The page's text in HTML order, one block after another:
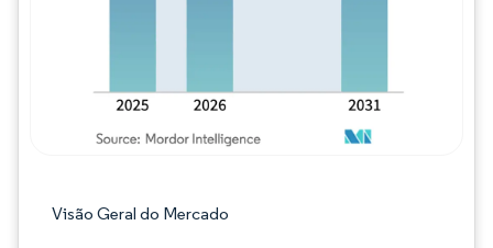
Visão Geral do Mercado